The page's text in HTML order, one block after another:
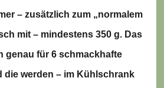
– zusätzlich zum „normalem
mit – mindestens 350 g. Das
genau für 6 schmackhafte
die werden – im Kühlschrank